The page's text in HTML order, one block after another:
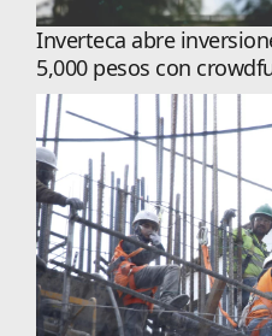
Inverteca abre
5,000 pesos con